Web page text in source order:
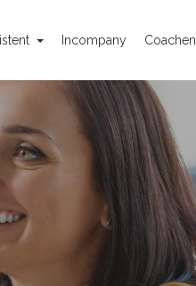
Incompany Coachen